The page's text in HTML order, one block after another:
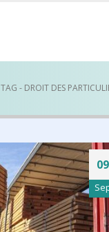
TAG - DROIT DES
09